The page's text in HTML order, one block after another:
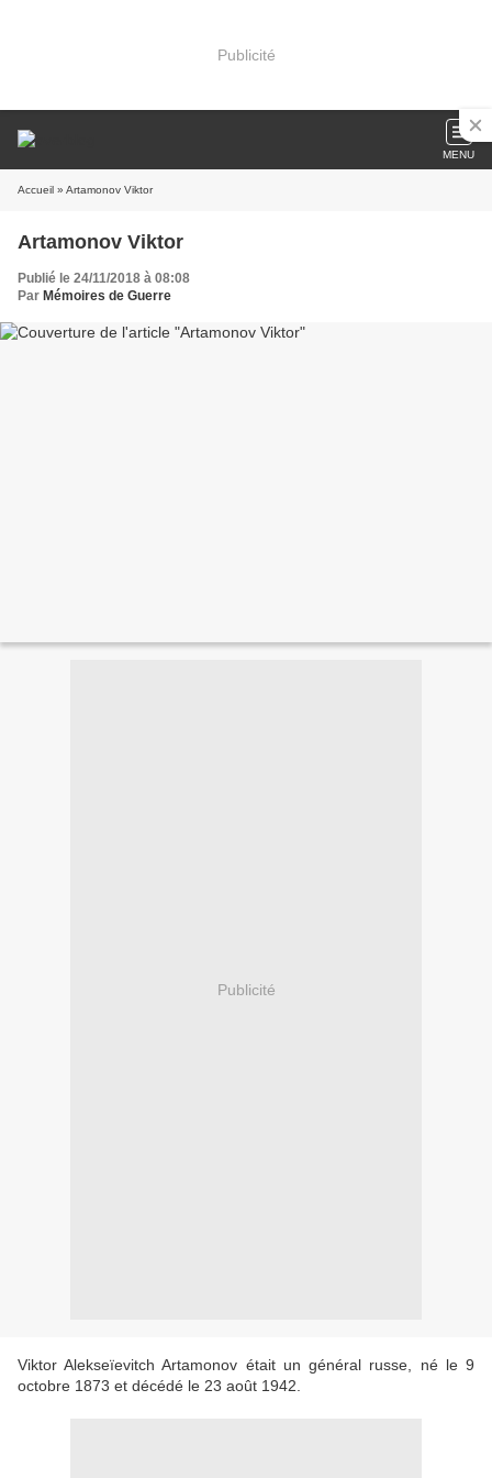
Publicité
MENU
Accueil » Artamonov Viktor
Artamonov Viktor
Publié le 24/11/2018 à 08:08
Par Mémoires de Guerre
Publicité
Viktor Alekseïevitch Artamonov était un général russe, né le 9
octobre 1873 et décédé le 23 août 1942.